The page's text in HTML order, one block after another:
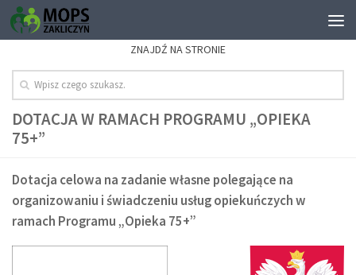
ZNAJDŹ NA STRONIE
DOTACJA W RAMACH PROGRAMU „OPIEKA
75+”
Dotacja celowa na zadanie własne polegające na
organizowaniu i świadczeniu usług opiekuńczych w
ramach Programu „Opieka 75+”